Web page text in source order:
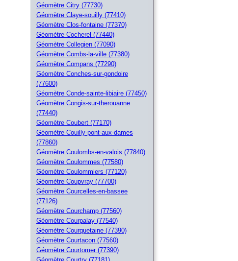
Géomètre Citry (77730)
Géomètre Claye-souilly (77410)
Géomètre Clos-fontaine (77370)
Géomètre Cocherel (77440)
Géomètre Collegien (77090)
Géomètre Combs-la-ville (77380)
Géomètre Compans (77290)
Géomètre Conches-sur-gondoire
(77600)
Géomètre Conde-sainte-libiaire (77450)
Géomètre Congis-sur-therouanne
(77440)
Géomètre Coubert (77170)
Géomètre Couilly-pont-aux-dames
(77860)
Géomètre Coulombs-en-valois (77840)
Géomètre Coulommes (77580)
Géomètre Coulommiers (77120)
Géomètre Coupvray (77700)
Géomètre Courcelles-en-bassee
(77126)
Géomètre Courchamp (77560)
Géomètre Courpalay (77540)
Géomètre Courquetaine (77390)
Géomètre Courtacon (77560)
Géomètre Courtomer (77390)